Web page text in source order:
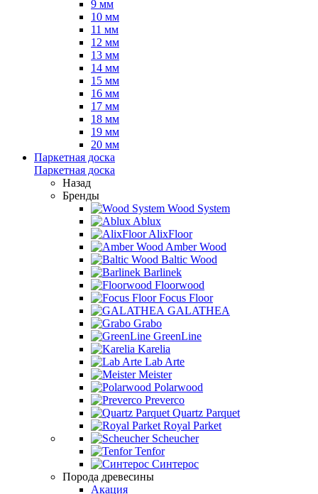
9 мм
10 мм
11 мм
12 мм
13 мм
14 мм
15 мм
16 мм
17 мм
18 мм
19 мм
20 мм
Паркетная доска
Паркетная доска
Назад
Бренды
Wood System
Ablux
AlixFloor
Amber Wood
Baltic Wood
Barlinek
Floorwood
Focus Floor
GALATHEA
Grabo
GreenLine
Karelia
Lab Arte
Meister
Polarwood
Preverco
Quartz Parquet
Royal Parket
Scheucher
Tenfor
Синтерос
Порода древесины
Акация